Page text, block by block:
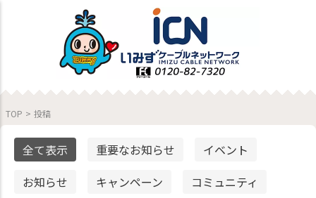
TOP > 投稿
全て表示 重要なお知らせ
イベント
お知らせ
キャンペーン コミュニティ